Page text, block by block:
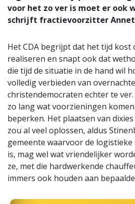
voor het zo ver is moet er ook
schrijft fractievoorzitter
Het CDA begrijpt dat het tijd kost
realiseren en snapt ook dat
die tijd de situatie in de hand wil
volledig verbieden van
christendemocraten echter te
zo lang wat voorzieningen
beperken. Het plaatsen van
zou al veel oplossen, aldus
gemeente waarvoor de
is, mag wel wat vriendelijker
ze, met die hardwerkende
immers ook houden aan